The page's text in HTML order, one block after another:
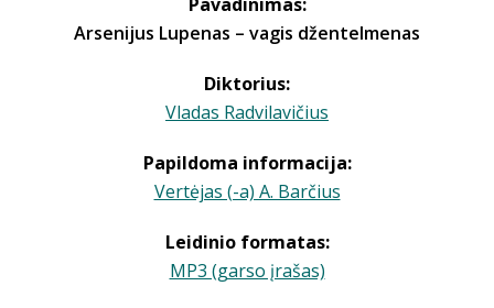
Arsenijus Lupenas – vagis džentelmenas
Diktorius:
Vladas Radvilavičius
Papildoma informacija:
Vertėjas (-a) A. Barčius
Leidinio formatas:
MP3 (garso įrašas)